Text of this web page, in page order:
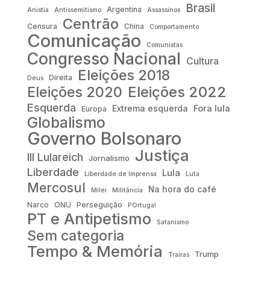
Anistia Antissemitismo Argentina Assassinos Brasil
Censura Centrão China Comportamento
Comunicação Comunistas
Congresso Nacional Cultura
Deus Direita Eleições 2018
Eleições 2020 Eleições 2022
Esquerda Europa Extrema esquerda Fora lula
Globalismo
Governo Bolsonaro
III Lulareich Jornalismo Justiça
Liberdade Liberdade de Imprensa Lula Luta
Mercosul Milei Militância Na hora do café
Narco ONU Perseguição POrtugal
PT e Antipetismo Satanismo
Sem categoria
Tempo & Memória Traíras Trump